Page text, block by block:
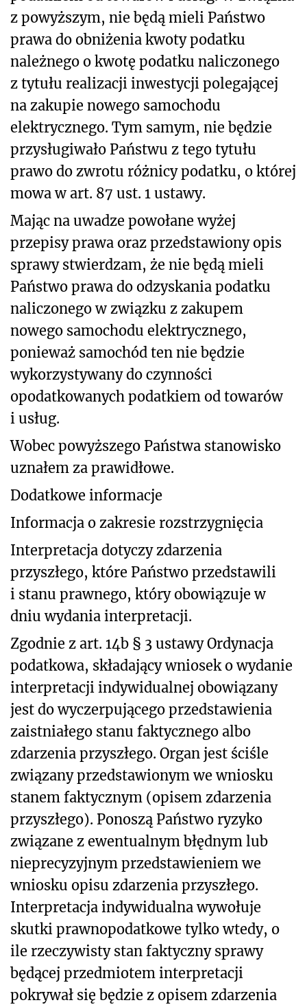
z powyższym, nie będą mieli Państwo
prawa do obniżenia kwoty podatku
należnego o kwotę podatku naliczonego
z tytułu realizacji inwestycji polegającej
na zakupie nowego samochodu
elektrycznego. Tym samym, nie będzie
przysługiwało Państwu z tego tytułu
prawo do zwrotu różnicy podatku, o której
mowa w art. 87 ust. 1 ustawy.
Mając na uwadze powołane wyżej
przepisy prawa oraz przedstawiony opis
sprawy stwierdzam, że nie będą mieli
Państwo prawa do odzyskania podatku
naliczonego w związku z zakupem
nowego samochodu elektrycznego,
ponieważ samochód ten nie będzie
wykorzystywany do czynności
opodatkowanych podatkiem od towarów
i usług.
Wobec powyższego Państwa stanowisko
uznałem za prawidłowe.
Dodatkowe informacje
Informacja o zakresie rozstrzygnięcia
Interpretacja dotyczy zdarzenia
przyszłego, które Państwo przedstawili
i stanu prawnego, który obowiązuje w
dniu wydania interpretacji.
Zgodnie z art. 14b § 3 ustawy Ordynacja
podatkowa, składający wniosek o wydanie
interpretacji indywidualnej obowiązany
jest do wyczerpującego przedstawienia
zaistniałego stanu faktycznego albo
zdarzenia przyszłego. Organ jest ściśle
związany przedstawionym we wniosku
stanem faktycznym (opisem zdarzenia
przyszłego). Ponoszą Państwo ryzyko
związane z ewentualnym błędnym lub
nieprecyzyjnym przedstawieniem we
wniosku opisu zdarzenia przyszłego.
Interpretacja indywidualna wywołuje
skutki prawnopodatkowe tylko wtedy, o
ile rzeczywisty stan faktyczny sprawy
będącej przedmiotem interpretacji
pokrywał się będzie z opisem zdarzenia